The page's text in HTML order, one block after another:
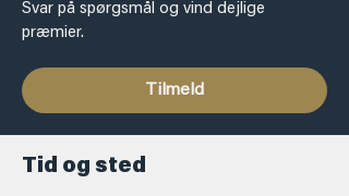
Svar på spørgsmål og vind dejlige
præmier.
Tilmeld
Tid og sted